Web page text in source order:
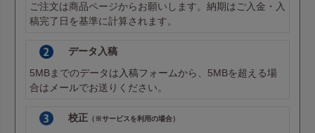
ご注文は商品ページからお願いします。納期はご入金・入
稿完了日を基準に計算されます。
データ入稿
5MBまでのデータは入稿フォームから、5MBを超える場
合はメールでお送りください。
校正（※サービスを利用の場合）